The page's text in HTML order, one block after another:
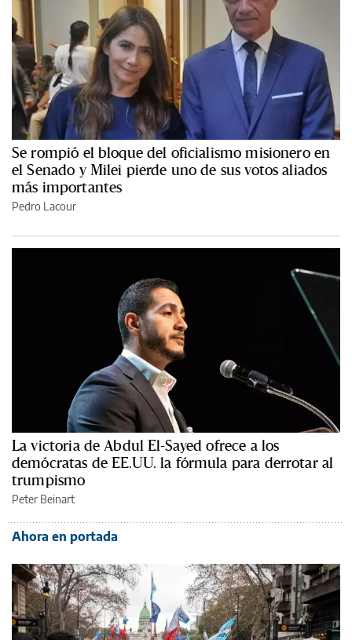
Se rompió el bloque del oficialismo misionero en
el Senado y Milei pierde uno de sus votos aliados
más importantes
Pedro Lacour
La victoria de Abdul El-Sayed ofrece a los
demócratas de EE.UU. la fórmula para derrotar al
trumpismo
Peter Beinart
Ahora en portada